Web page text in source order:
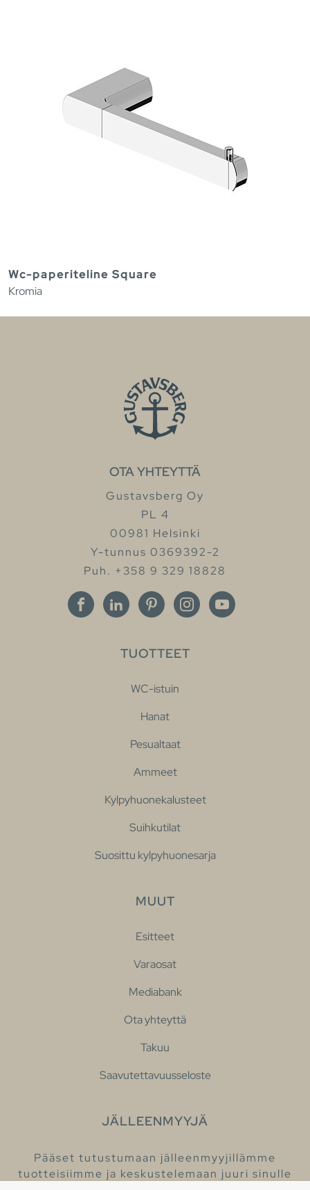
Wc-paperiteline Square
Kromia
OTA YHTEYTTÄ
Gustavsberg Oy
PL 4
00981 Helsinki
Y-tunnus 0369392-2
Puh. +358 9 329 18828
TUOTTEET
WC-istuin
Hanat
Pesualtaat
Ammeet
Kylpyhuonekalusteet
Suihkutilat
Suosittu kylpyhuonesarja
MUUT
Esitteet
Varaosat
Mediabank
Ota yhteyttä
Takuu
Saavutettavuusseloste
JÄLLEENMYYJÄ
Pääset tutustumaan jälleenmyyjillämme
tuotteisiimme ja keskustelemaan juuri sinulle